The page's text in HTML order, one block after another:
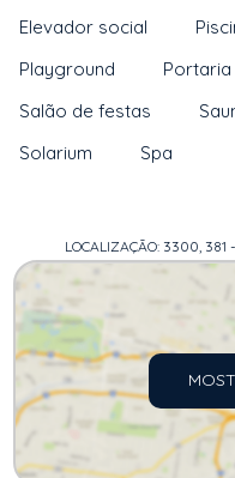
Elevador social
Playground
Portaria
Salão de festas
Solarium
Spa
LOCALIZAÇÃO: 3300, 381